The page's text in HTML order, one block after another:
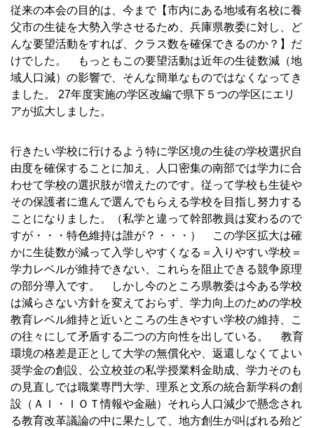
従来の本会の目的は、今まで【市内にある地域有名校に養
父市の生徒を大勢入学させるため、兵庫県教委に対し、ど
んな要望活動をすれば、クラス数を確保できるのか？】だ
けでした。 もっともこの要望活動は近年の生徒数減（地
域人口減）の影響で、そんな簡単なものではなくなってき
ました。 27年度実施の学区改編で県下５つの学区にエリ
アが拡大しました。
行きたい学校に行けるよう特に学区境の生徒の学校選択自
由度を確保することに加え、人口密集の南部では学力に合
わせて学校の選択肢が増えたのです。従って学校も生徒や
その保護者に進んで選んでもらえる学校を目指し努力する
ことになりました。（私学と違って幹部教員は変わるので
すが・・・特色維持は誰が？・・・） この学区拡大は確
かに生徒数が減って入学しやすくなる＝入りやすい学校＝
学力レベルが維持できない、これらを阻止できる競争原理
の部分導入です。 しかし今のところ県教委は今ある学校
は減らさない方針を変えておらず、学力向上のための学校
教育レベル維持と近いところの生きやすい学校の維持、こ
の往々にして矛盾する二つの方向性を出している。
教育
環境の格差是正として大学の無償化や、返還しなくてよい
奨学金の創設、公立校並の私学授業料金助成、学力そのも
の見直しでは職業専門大学、理系と文系の統合新学科の創
設（ＡＩ・ＩＯＴ情報や金融）それら人口減少で懸念され
る教育改革議論の中に果たして、地方創生が叫ばれる殆ど